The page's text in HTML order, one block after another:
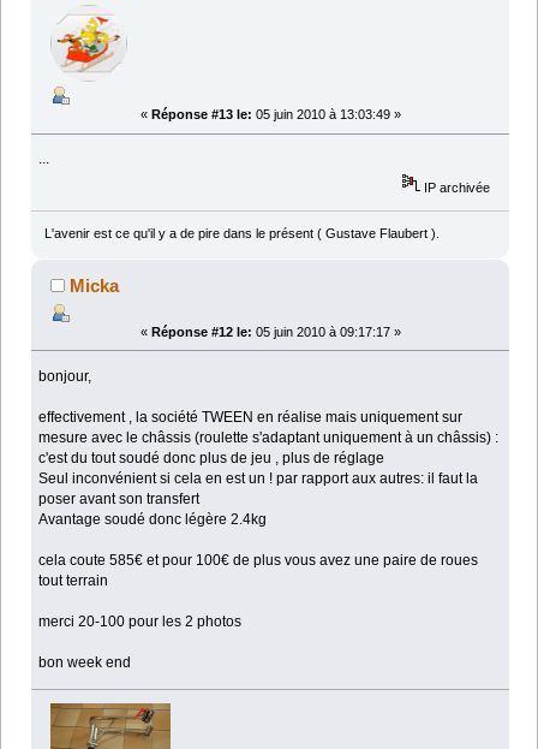
« Réponse #13 le: 05 juin 2010 à 13:03:49 »
...
IP archivée
L'avenir est ce qu'il y a de pire dans le présent ( Gustave Flaubert ).
Micka
« Réponse #12 le: 05 juin 2010 à 09:17:17 »
bonjour,
effectivement , la société TWEEN en réalise mais uniquement sur
mesure avec le châssis (roulette s'adaptant uniquement à un châssis) :
c'est du tout soudé donc plus de jeu , plus de réglage
Seul inconvénient si cela en est un ! par rapport aux autres: il faut la
poser avant son transfert
Avantage soudé donc légère 2.4kg
cela coute 585€ et pour 100€ de plus vous avez une paire de roues
tout terrain
merci 20-100 pour les 2 photos
bon week end